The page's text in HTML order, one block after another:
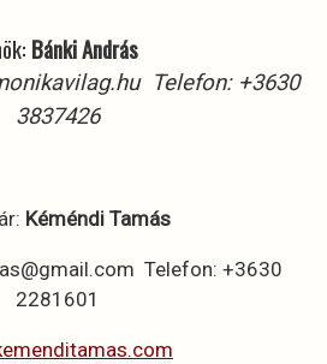
Bánki András
Telefon: +3630
3837426
Kéméndi Tamás
Telefon: +3630
2281601